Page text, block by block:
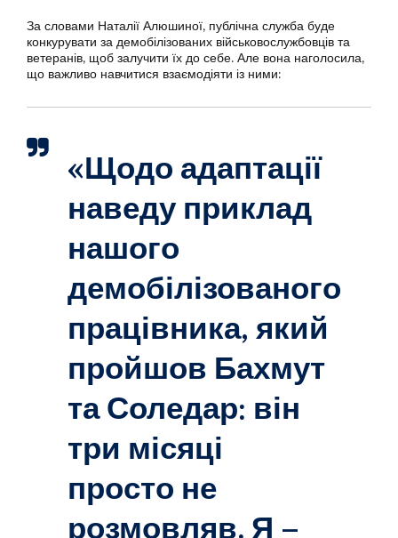
За словами Наталії Алюшиної, публічна служба буде
конкурувати за демобілізованих військовослужбовців та
ветеранів, щоб залучити їх до себе. Але вона наголосила,
що важливо навчитися взаємодіяти із ними:
«Щодо адаптації
наведу приклад
нашого
демобілізованого
працівника, який
пройшов Бахмут
та Соледар: він
три місяці
просто не
розмовляв. Я –